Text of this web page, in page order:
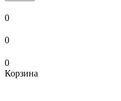
0
0
0
Корзина